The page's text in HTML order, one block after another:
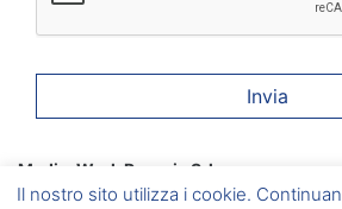
Media-Work Perugia Srl
Corciano (PG) Via A. Gramsci, 6 –
– Umbertide (PG) Via del Vignola, 5 –
Il nostro sito utilizza i cookie.